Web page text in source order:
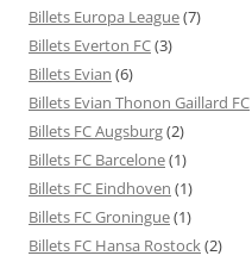
Billets Europa League(7)
Billets Everton FC(3)
Billets Evian (6)
Billets Evian Thonon Gaillard FC
Billets FC Augsburg(2)
Billets FC Barcelone(1)
Billets FC Eindhoven (1)
Billets FC Groningue(1)
Billets FC Hansa Rostock(2)